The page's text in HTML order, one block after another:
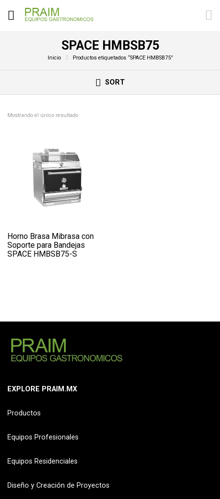
SPACE HMBSB75
Inicio Productos etiquetados “SPACE HMBSB75”
SORT
Mostrando el único resultado
Horno Brasa Mibrasa con
Soporte para Bandejas
SPACE HMBSB75-S
EXPLORE PRAIM.MX
Productos
Equipos Profesionales
Equipos Residenciales
Diseño y Creación de Proyectos